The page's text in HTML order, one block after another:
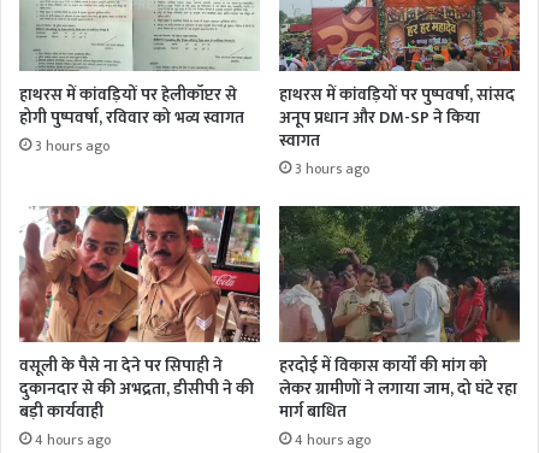
हाथरस में कांवड़ियों पर हेलीकॉप्टर से
होगी पुष्पवर्षा, रविवार को भव्य स्वागत
3 hours ago
हाथरस में कांवड़ियों पर पुष्पवर्षा, सांसद
अनूप प्रधान और DM-SP ने किया
स्वागत
3 hours ago
वसूली के पैसे ना देने पर सिपाही ने
दुकानदार से की अभद्रता, डीसीपी ने की
बड़ी कार्यवाही
4 hours ago
हरदोई में विकास कार्यों की मांग को
लेकर ग्रामीणों ने लगाया जाम, दो घंटे रहा
मार्ग बाधित
4 hours ago